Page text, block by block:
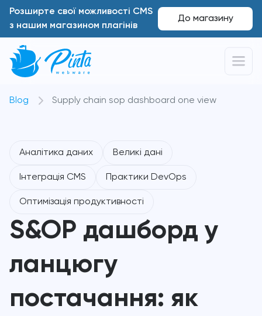
Розширте свої можливості CMS
з нашим магазином плагінів
До магазину
Blog Supply chain sop dashboard one view
Аналітика даних Великі дані
Інтеграція CMS Практики DevOps
Оптимізація продуктивності
S&OP дашборд у
ланцюгу
постачання: як